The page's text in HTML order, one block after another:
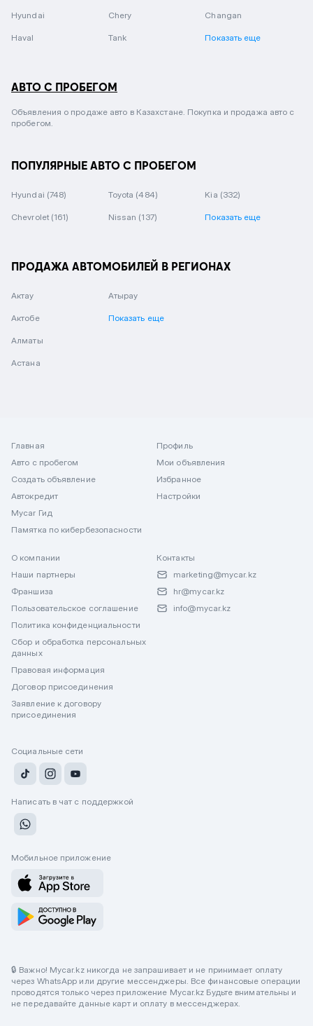
Hyundai Chery Changan
Haval Tank Показать еще
АВТО С ПРОБЕГОМ
Объявления о продаже авто в Казахстане. Покупка и продажа авто с
пробегом.
ПОПУЛЯРНЫЕ АВТО С ПРОБЕГОМ
Hyundai (748) Toyota (484) Kia (332)
Chevrolet (161) Nissan (137) Показать еще
ПРОДАЖА АВТОМОБИЛЕЙ В РЕГИОНАХ
Актау
Актобе
Алматы
Астана
Атырау
Показать еще
Главная
Авто с пробегом
Создать объявление
Автокредит
Mycar Гид
Памятка по кибербезопасности
Профиль
Мои объявления
Избранное
Настройки
О компании
Наши партнеры
Франшиза
Пользовательское соглашение
Политика конфиденциальности
Сбор и обработка персональных
данных
Правовая информация
Договор присоединения
Заявление к договору
присоединения
Контакты
marketing@mycar.kz
hr@mycar.kz
info@mycar.kz
Социальные сети
Написать в чат с поддержкой
Мобильное приложение
🔒 Важно! Mycar.kz никогда не запрашивает и не принимает оплату
через WhatsApp или другие мессенджеры. Все финансовые операции
проводятся только через приложение Mycar.kz Будьте внимательны и
не передавайте данные карт и оплату в мессенджерах.